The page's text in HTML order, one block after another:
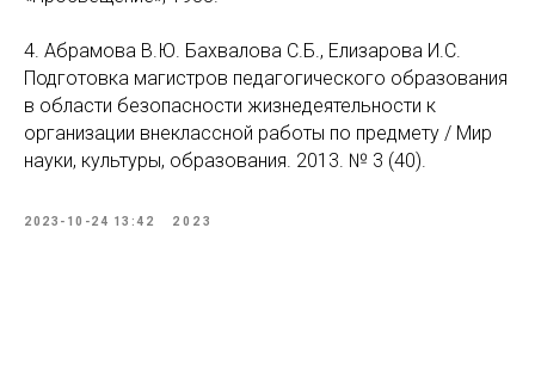
4. Абрамова В.Ю. Бахвалова С.Б., Елизарова И.С.
Подготовка магистров педагогического образования
в области безопасности жизнедеятельности к
организации внеклассной работы по предмету / Мир
науки, культуры, образования. 2013. № 3 (40).
2023-10-24 13:42 2023